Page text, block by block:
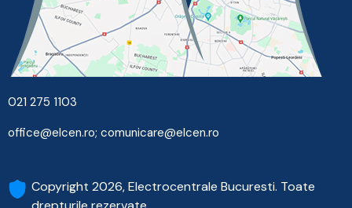
021 275 1103
office@elcen.ro; comunicare@elcen.ro
Copyright 2026, Electrocentrale Bucuresti. Toate